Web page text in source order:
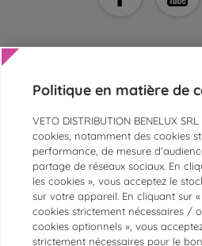
AIDE ET CONTACT
SERVICE CLIENTS
ESPACE ASV ET VÉTÉRINAIRES
PAIEMENTS SÉCURISÉS
MARQUES
CATÉGORIES LES PLUS
Politique en matière de
VETO DISTRIBUTION BENELUX
cookies, notamment des cookies
performance, de mesure
partage de réseaux sociaux. En
les cookies », vous acceptez le
sur votre appareil. En cliquant sur
cookies strictement nécessaires /
cookies optionnels », vous
strictement nécessaires pour le